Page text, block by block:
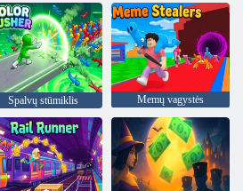
Spalvų stūmiklis Memų vagystės